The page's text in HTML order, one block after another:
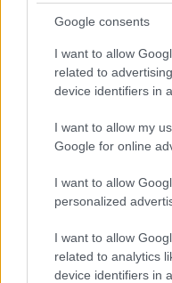
Google consents
I want to allow
related to
device identifiers in
I want to allow my
Google for online
I want to allow
personalized
I want to allow
related to analytics
device identifiers in
spettatore lascia
cerchio e uno alla
d’ora di gloria e di
#FABIO FAZIO
#GAD
#ROBERTO BURIONI
#VIROLOGI
Precedente